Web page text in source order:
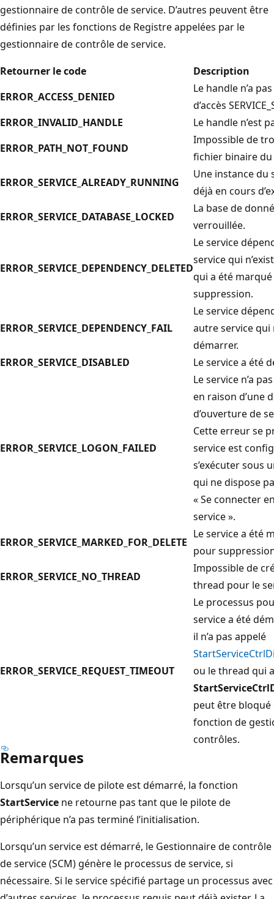
gestionnaire de contrôle de service. D’autres peuvent être
définies par les fonctions de Registre appelées par le
gestionnaire de contrôle de service.
Retourner le code
Description
ERROR_ACCESS_DENIED
Le handle n’a
d’accès
ERROR_INVALID_HANDLE
Le handle n’est
ERROR_PATH_NOT_FOUND
Impossible de
fichier binaire du
ERROR_SERVICE_ALREADY_RUNNING
Une instance du
déjà en cours
ERROR_SERVICE_DATABASE_LOCKED
La base de
verrouillée.
ERROR_SERVICE_DEPENDENCY_DELETED
Le service
service qui
qui a été
suppression.
ERROR_SERVICE_DEPENDENCY_FAIL
Le service
autre service qui
démarrer.
ERROR_SERVICE_DISABLED
Le service a été
ERROR_SERVICE_LOGON_FAILED
Le service n’a
en raison d’une
d’ouverture de
Cette erreur se
service est
s’exécuter sous
qui ne dispose
« Se connecter
service ».
ERROR_SERVICE_MARKED_FOR_DELETE
Le service a été
pour
ERROR_SERVICE_NO_THREAD
Impossible de
thread pour le
ERROR_SERVICE_REQUEST_TIMEOUT
Le processus
service a été
il n’a pas appelé
ou le thread qui
peut être bloqué
fonction de
contrôles.
Remarques
Lorsqu’un service de pilote est démarré, la fonction
StartService ne retourne pas tant que le pilote de
périphérique n’a pas terminé l’initialisation.
Lorsqu’un service est démarré, le Gestionnaire de contrôle
de service (SCM) génère le processus de service, si
nécessaire. Si le service spécifié partage un processus avec